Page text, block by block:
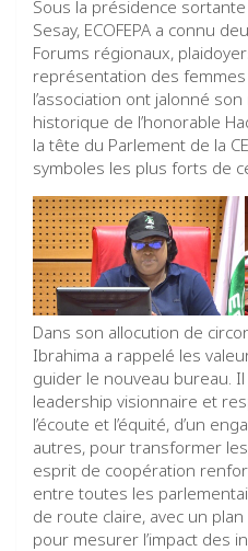
Sous la présidence
Sesay, ECOFEPA a connu
Forums régionaux,
représentation des
l’association ont jalonné son
historique de l’honorable
la tête du Parlement de la
symboles les plus forts de
Dans son allocution de
Ibrahima a rappelé les
guider le nouveau bureau. Il
leadership visionnaire et
l’écoute et l’équité, d’un
autres, pour transformer
esprit de coopération
entre toutes les
de route claire, avec un
pour mesurer l’impact des